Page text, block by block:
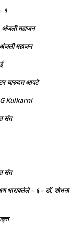
१
अंजली महाजन
महाजन
चारुदत्त आपटे
Kulkarni
संत
संत
भारावलेले – ६ – डॉ. शोभना